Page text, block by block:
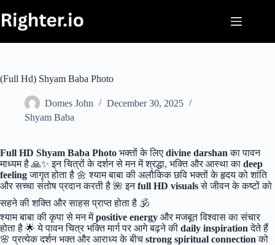
to
content
(Full Hd) Shyam Baba Photo
Domes John
December 30, 2025
Shyam Baba
Full HD Shyam Baba Photo भक्तों के लिए divine darshan का पावन
माध्यम है 🙏✨ इन चित्रों के दर्शन से मन में श्रद्धा, भक्ति और आस्था का deep
feelingजागृत होता है 🌼 श्याम बाबा की अलौकिक छवि भक्तों के हृदय को शांति
और सच्चा संतोष प्रदान करती है 🌺 इनfull HD visualsसे जीवन के कष्टों को
सहने की शक्ति और साहस प्राप्त होता है 🕉️
श्याम बाबा की कृपा से मन मेंpositive energy और मजबूत विश्वास का संचार
होता है 🌟 ये पावन चित्र भक्ति मार्ग पर आगे बढ़ने की daily inspiration देते हैं
🌸 प्रत्येक दर्शन भक्त और आराध्य के बीच strong spiritual connection को